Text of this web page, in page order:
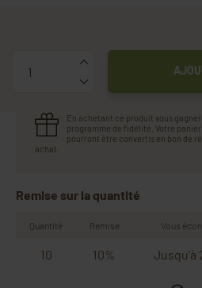
En achetant ce produit vous
programme de fidélité. Votre
pourront être convertis en bon de
achat.
Remise sur la quantité
Quantité Remise Vous
10 10% Jusqu'à